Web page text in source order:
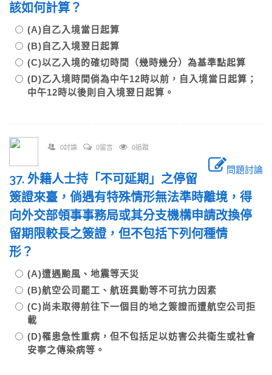
該如何計算？
(A)自乙入境當日起算
(B)自乙入境翌日起算
(C)以乙入境的確切時間（幾時幾分）為基準點起算
(D)乙入境時間倘為中午12時以前，自入境當日起算；
中午12時以後則自入境翌日起算。
0討論 0留言 0追蹤
問題討論
37. 外籍人士持「不可延期」之停留
簽證來臺，倘遇有特殊情形無法準時離境，得
向外交部領事事務局或其分支機構申請改換停
留期限較長之簽證，但不包括下列何種情
形？
(A)遭遇颱風、地震等天災
(B)航空公司罷工、航班異動等不可抗力因素
(C)尚未取得前往下一個目的地之簽證而遭航空公司拒
載
(D)罹患急性重病，但不包括足以妨害公共衛生或社會
安寧之傳染病等。